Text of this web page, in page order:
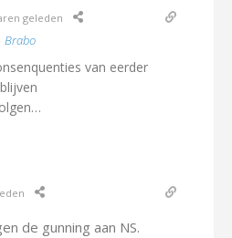
geleden
Brabo
van eerder
de gunning aan NS.